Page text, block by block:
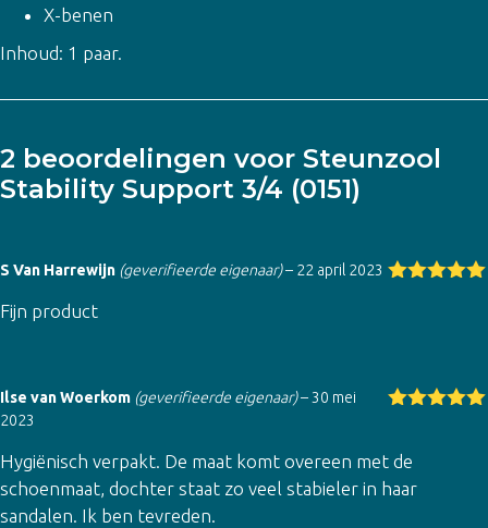
X-benen
Inhoud: 1 paar.
2 beoordelingen voor Steunzool
Stability Support 3/4 (0151)
S Van Harrewijn (geverifieerde eigenaar)– 22 april 2023
Fijn product
Ilse van Woerkom (geverifieerde eigenaar)–30 mei
2023
Hygiënisch verpakt. De maat komt overeen met de
schoenmaat, dochter staat zo veel stabieler in haar
sandalen. Ik ben tevreden.